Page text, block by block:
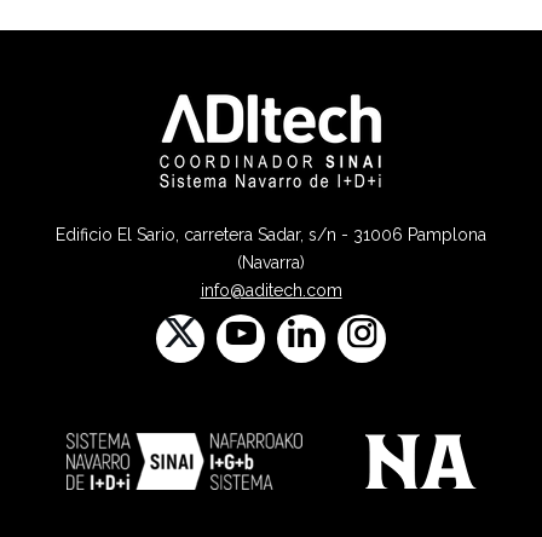
Edificio El Sario, carretera Sadar, s/n - 31006 Pamplona
(Navarra)
info@aditech.com